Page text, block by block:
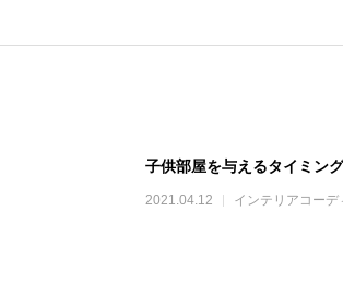
子供部屋を与えるタイミン
2021.04.12 インテリアコーデ